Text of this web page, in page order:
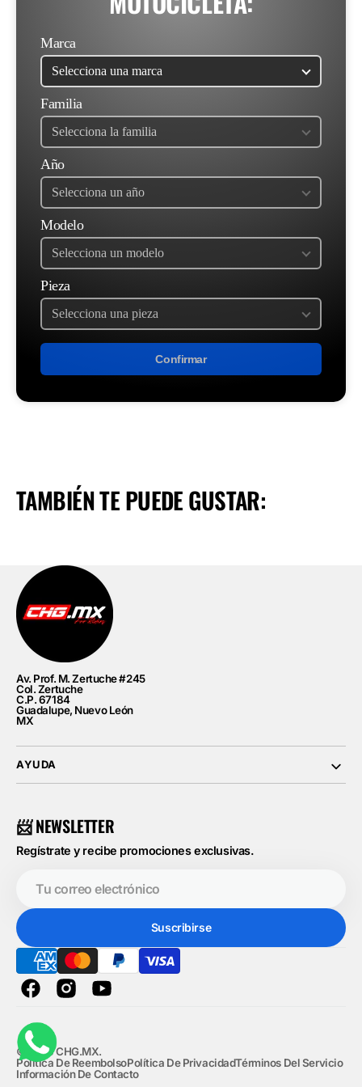
Marca
Familia
Año
Modelo
Pieza
Confirmar
TAMBIÉN TE PUEDE GUSTAR:
Av. Prof. M. Zertuche #245
Col. Zertuche
C.P. 67184
Guadalupe, Nuevo León
MX
AYUDA
📨 NEWSLETTER
Regístrate y recibe promociones exclusivas.
correo
electrónico
Suscribirse
FacebookInstagramYouTube
© 2026CHG.MX.
Política De ReembolsoPolítica De PrivacidadTérminos Del Servicio
Información De Contacto